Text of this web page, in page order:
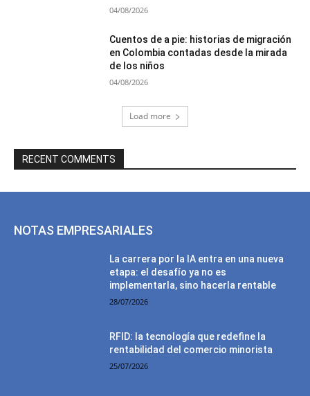
04/08/2026
Cuentos de a pie: historias de migración
en Colombia contadas desde la mirada
de los niños
04/08/2026
Load more
RECENT COMMENTS
NOTAS EMPRESARIALES
La carrera por la IA entra en una nueva
etapa: el desafío ya no es
implementarla, sino hacerla rentable
28/07/2026
RFID: la tecnología que redefine la
rentabilidad del comercio minorista
25/07/2026